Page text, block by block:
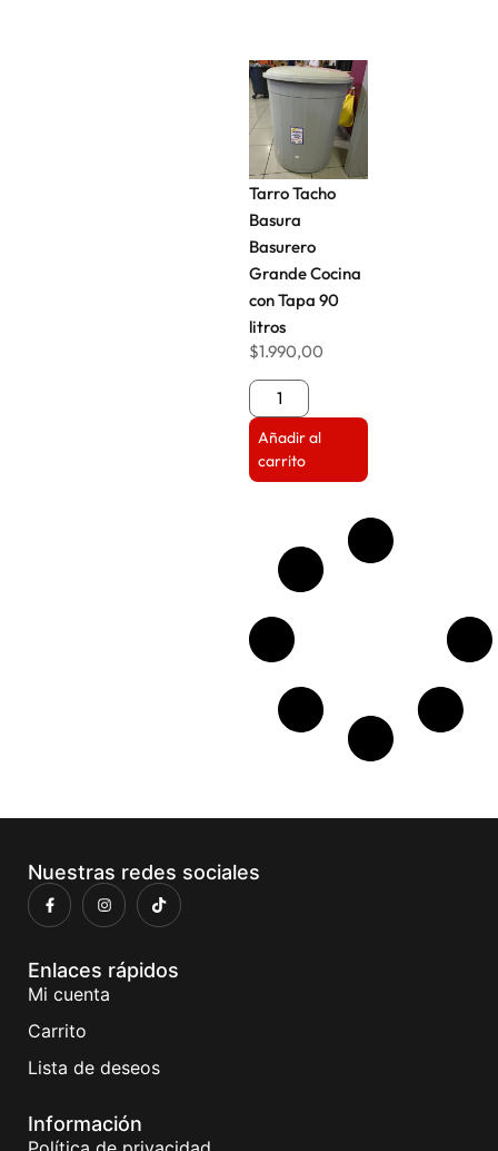
Tarro Tacho
Basura
Basurero
Grande Cocina
con Tapa 90
litros
$1.990,00
Añadir al
carrito
Nuestras redes sociales
Enlaces rápidos
Mi cuenta
Carrito
Lista de deseos
Información